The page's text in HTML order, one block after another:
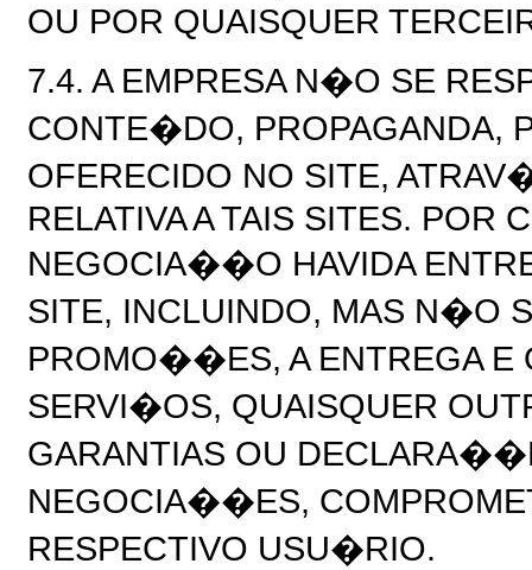
OU POR QUAISQUER
7.4. A EMPRESA N�O SE
CONTE�DO, PROPAGANDA,
OFERECIDO NO SITE,
RELATIVA A TAIS SITES. POR
NEGOCIA��O HAVIDA
SITE, INCLUINDO, MAS N�O
PROMO��ES, A ENTREGA E
SERVI�OS, QUAISQUER
GARANTIAS OU
NEGOCIA��ES,
RESPECTIVO USU�RIO.